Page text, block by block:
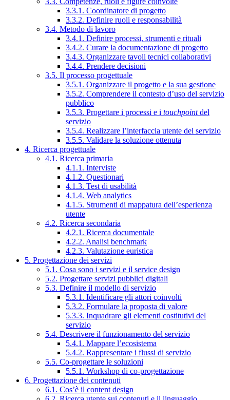
3.3.1. Coordinatore di progetto
3.3.2. Definire ruoli e responsabilità
3.4. Metodo di lavoro
3.4.1. Definire processi, strumenti e rituali
3.4.2. Curare la documentazione di progetto
3.4.3. Organizzare tavoli tecnici collaborativi
3.4.4. Prendere decisioni
3.5. Il processo progettuale
3.5.1. Organizzare il progetto e la sua gestione
3.5.2. Comprendere il contesto d’uso del servizio
pubblico
3.5.3. Progettare i processi e i touchpointdel
servizio
3.5.4. Realizzare l’interfaccia utente del servizio
3.5.5. Validare la soluzione ottenuta
4. Ricerca progettuale
4.1. Ricerca primaria
4.1.1. Interviste
4.1.2. Questionari
4.1.3. Test di usabilità
4.1.4. Web analytics
4.1.5. Strumenti di mappatura dell’esperienza
utente
4.2. Ricerca secondaria
4.2.1. Ricerca documentale
4.2.2. Analisi benchmark
4.2.3. Valutazione euristica
5. Progettazione dei servizi
5.1. Cosa sono i servizi e il service design
5.2. Progettare servizi pubblici digitali
5.3. Definire il modello di servizio
5.3.1. Identificare gli attori coinvolti
5.3.2. Formulare la proposta di valore
5.3.3. Inquadrare gli elementi costitutivi del
servizio
5.4. Descrivere il funzionamento del servizio
5.4.1. Mappare l’ecosistema
5.4.2. Rappresentare i flussi di servizio
5.5. Co-progettare le soluzioni
5.5.1. Workshop di co-progettazione
6. Progettazione dei contenuti
6.1. Cos’è il content design